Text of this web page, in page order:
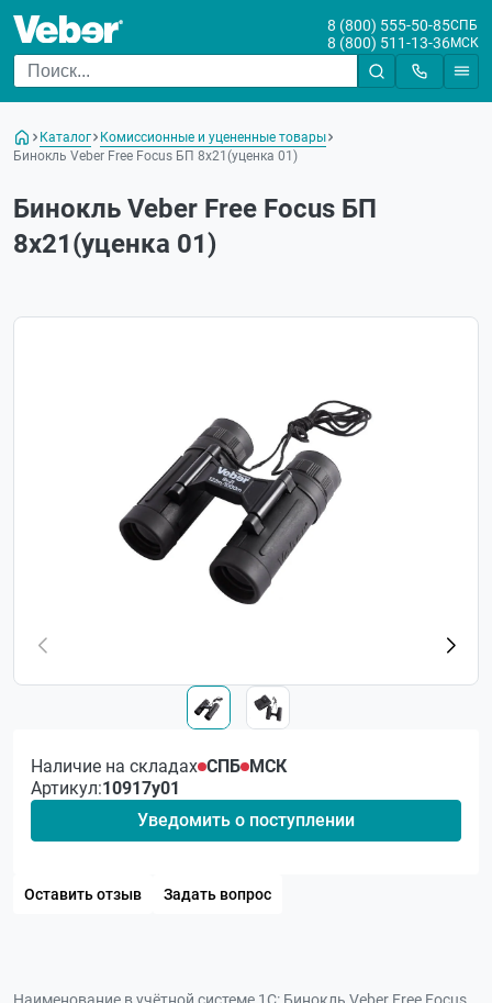
8 (800) 555-50-85СПБ
8 (800) 511-13-36МСК
Каталог
Комиссионные и уцененные товары
Бинокль Veber Free Focus БП 8x21(уценка 01)
Бинокль Veber Free Focus БП
8x21(уценка 01)
Наличие на складах СПБ МСК
Артикул:10917у01
Уведомить о поступлении
Оставить отзыв Задать вопрос
Наименование в учётной системе 1С: Бинокль Veber Free Focus